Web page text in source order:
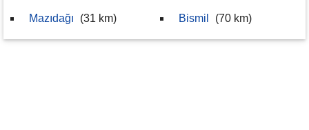
Mazıdağı (31 km) Bismil (70 km)